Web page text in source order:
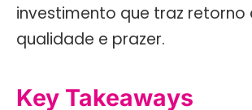
investimento que traz retorno
qualidade e prazer.
Key Takeaways